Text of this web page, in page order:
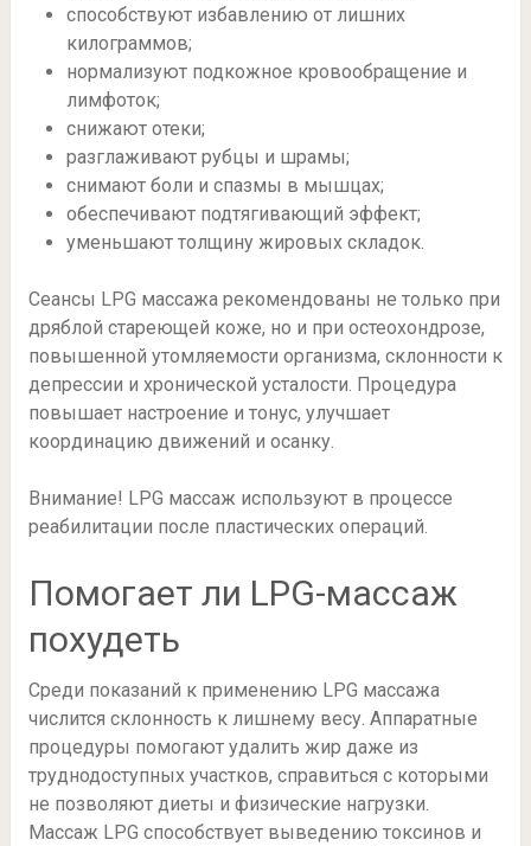
способствуют избавлению от лишних
килограммов;
нормализуют подкожное кровообращение и
лимфоток;
снижают отеки;
разглаживают рубцы и шрамы;
снимают боли и спазмы в мышцах;
обеспечивают подтягивающий эффект;
уменьшают толщину жировых складок.
Сеансы LPG массажа рекомендованы не только при
дряблой стареющей коже, но и при остеохондрозе,
повышенной утомляемости организма, склонности к
депрессии и хронической усталости. Процедура
повышает настроение и тонус, улучшает
координацию движений и осанку.
Внимание! LPG массаж используют в процессе
реабилитации после пластических операций.
Помогает ли LPG-массаж
похудеть
Среди показаний к применению LPG массажа
числится склонность к лишнему весу. Аппаратные
процедуры помогают удалить жир даже из
труднодоступных участков, справиться с которыми
не позволяют диеты и физические нагрузки.
Массаж LPG способствует выведению токсинов и